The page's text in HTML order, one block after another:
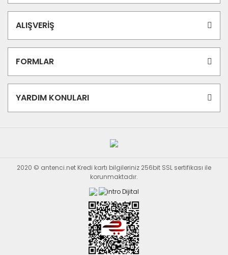
ALIŞVERİŞ
FORMLAR
YARDIM KONULARI
2020 © antenci.net Kredi kartı bilgileriniz 256bit SSL sertifikası ile
korunmaktadır.